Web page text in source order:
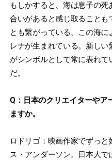
もしかすると、海は息子の
合いがあると感じ取ること
とも繋がっている。この海
レナが生まれている。新し
がシンボルとして常に表れ
だ。
Q：日本のクリエイターやア
ますか。
ロドリゴ：映画作家でずっ
ス・アンダーソン。日本人